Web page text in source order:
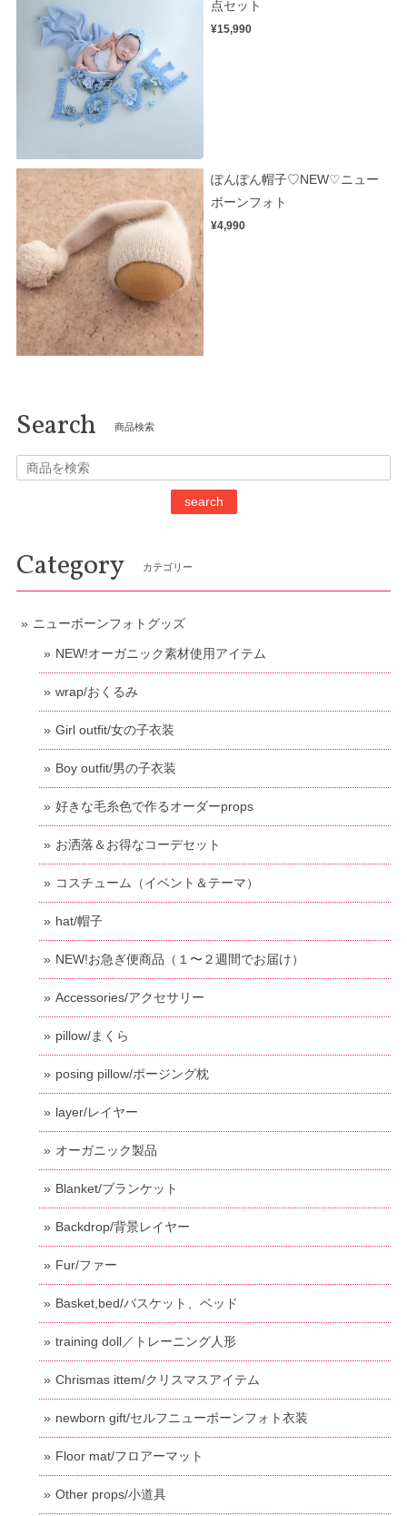
点セット
¥15,990
ぽんぽん帽子♡NEW♡ニュー
ボーンフォト
¥4,990
Search 商品検索
search
Category カテゴリー
ニューボーンフォトグッズ
NEW!オーガニック素材使用アイテム
wrap/おくるみ
Girl outfit/女の子衣装
Boy outfit/男の子衣装
好きな毛糸色で作るオーダーprops
お洒落＆お得なコーデセット
コスチューム（イベント＆テーマ）
hat/帽子
NEW!お急ぎ便商品（１〜２週間でお届け）
Accessories/アクセサリー
pillow/まくら
posing pillow/ポージング枕
layer/レイヤー
オーガニック製品
Blanket/ブランケット
Backdrop/背景レイヤー
Fur/ファー
Basket,bed/バスケット、ベッド
training doll／トレーニング人形
Chrismas ittem/クリスマスアイテム
newborn gift/セルフニューボーンフォト衣装
Floor mat/フロアーマット
Other props/小道具